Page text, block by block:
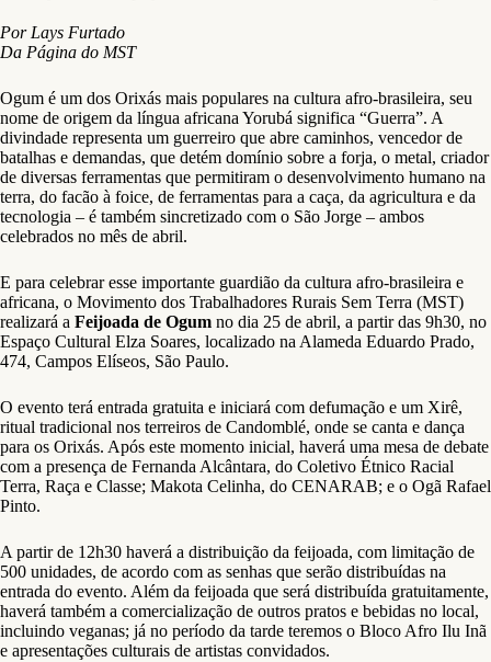
Por Lays Furtado
Da Página do MST
Ogum é um dos Orixás mais populares na cultura afro-brasileira, seu
nome de origem da língua africana Yorubá significa “Guerra”. A
divindade representa um guerreiro que abre caminhos, vencedor de
batalhas e demandas, que detém domínio sobre a forja, o metal, criador
de diversas ferramentas que permitiram o desenvolvimento humano na
terra, do facão à foice, de ferramentas para a caça, da agricultura e da
tecnologia – é também sincretizado com o São Jorge – ambos
celebrados no mês de abril.
E para celebrar esse importante guardião da cultura afro-brasileira e
africana, o Movimento dos Trabalhadores Rurais Sem Terra (MST)
realizará a Feijoada de Ogum no dia 25 de abril, a partir das 9h30, no
Espaço Cultural Elza Soares, localizado na Alameda Eduardo Prado,
474, Campos Elíseos, São Paulo.
O evento terá entrada gratuita e iniciará com defumação e um Xirê,
ritual tradicional nos terreiros de Candomblé, onde se canta e dança
para os Orixás. Após este momento inicial, haverá uma mesa de debate
com a presença de Fernanda Alcântara, do Coletivo Étnico Racial
Terra, Raça e Classe; Makota Celinha, do CENARAB; e o Ogã Rafael
Pinto.
A partir de 12h30 haverá a distribuição da feijoada, com limitação de
500 unidades, de acordo com as senhas que serão distribuídas na
entrada do evento. Além da feijoada que será distribuída gratuitamente,
haverá também a comercialização de outros pratos e bebidas no local,
incluindo veganas; já no período da tarde teremos o Bloco Afro Ilu Inã
e apresentações culturais de artistas convidados.